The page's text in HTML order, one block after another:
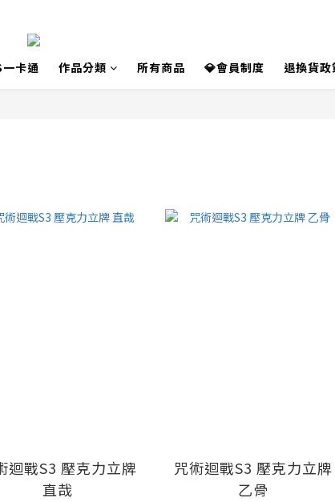
卡通 作品分類 所有商品 💎會員制度 退換貨政
迴戰S3 壓克力立牌
直哉
咒術迴戰S3 壓克力立牌
乙骨